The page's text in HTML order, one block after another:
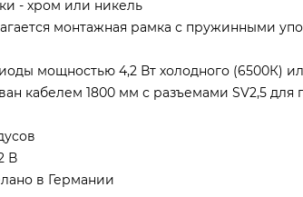
- хром или никель
монтажная рамка с пружинными
мощностью 4,2 Вт холодного (6500К)
кабелем 1800 мм с разъемами SV2,5
В
в Германии